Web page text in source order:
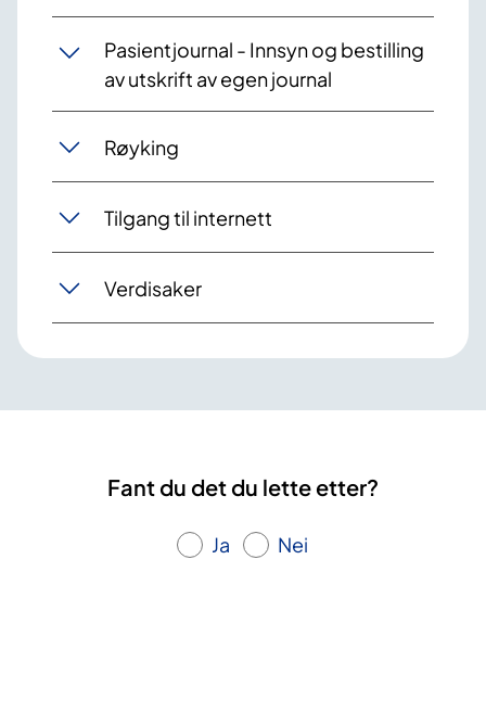
Pasientjournal - Innsyn og bestilling
av utskrift av egen journal
Røyking
Tilgang til internett
Verdisaker
Fant du det du lette etter?
Ja Nei